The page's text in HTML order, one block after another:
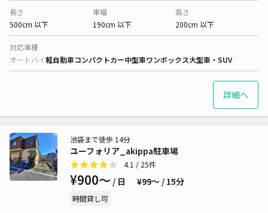
長さ
500cm 以下
車幅
190cm 以下
高さ
200cm 以下
対応車種
オートバイ軽自動車コンパクトカー中型車ワンボックス大型車・SUV
詳細へ
ユーフォリア_akippa駐車場
池袋まで徒歩 14分
4.1 / 25件
¥900〜 / 日 ¥99〜 / 15分
時間貸し可